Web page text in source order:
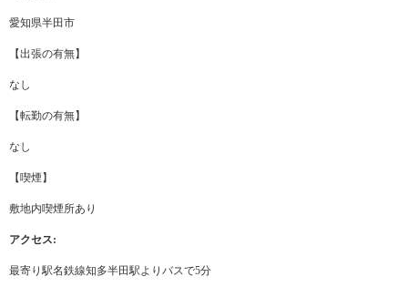
愛知県半田市
【出張の有無】
なし
【転勤の有無】
なし
【喫煙】
敷地内喫煙所あり
アクセス:
最寄り駅名鉄線知多半田駅よりバスで5分